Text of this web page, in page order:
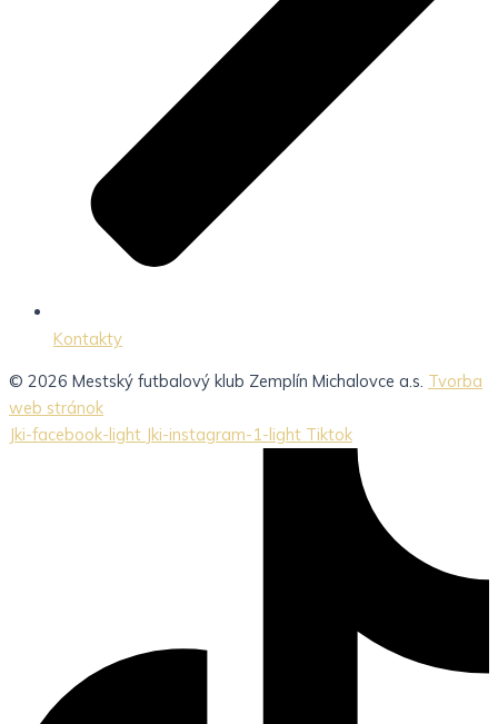
Kontakty
© 2026 Mestský futbalový klub Zemplín Michalovce a.s. Tvorba
web stránok
Jki-facebook-light Jki-instagram-1-light Tiktok